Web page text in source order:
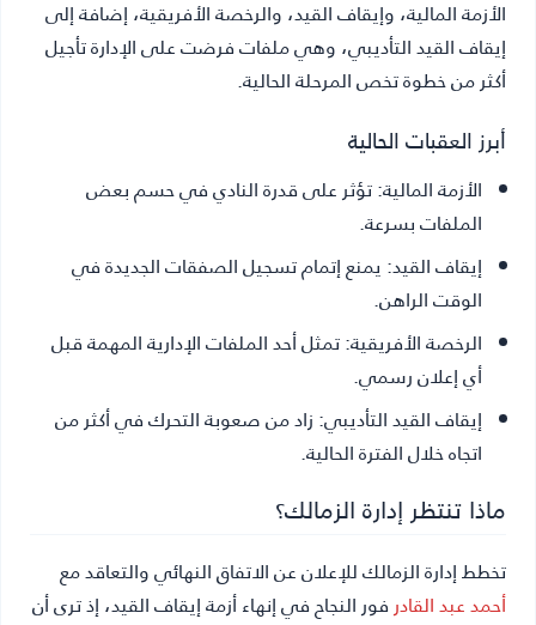
الأزمة المالية، وإيقاف القيد، والرخصة الأفريقية، إضافة إلى
إيقاف القيد التأديبي، وهي ملفات فرضت على الإدارة تأجيل
أكثر من خطوة تخص المرحلة الحالية.
أبرز العقبات الحالية
الأزمة المالية:تؤثر على قدرة النادي في حسم بعض
الملفات بسرعة.
إيقاف القيد: يمنع إتمام تسجيل الصفقات الجديدة في
الوقت الراهن.
الرخصة الأفريقية:تمثل أحد الملفات الإدارية المهمة قبل
أي إعلان رسمي.
إيقاف القيد التأديبي:زاد من صعوبة التحرك في أكثر من
اتجاه خلال الفترة الحالية.
ماذا تنتظر إدارة الزمالك؟
تخطط إدارة الزمالك للإعلان عن الاتفاق النهائي والتعاقد مع
أحمد عبد القادرفور النجاح في إنهاء أزمة إيقاف القيد، إذ ترى أن